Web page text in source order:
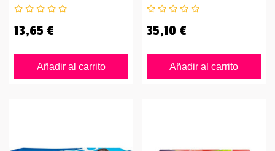
13,65 €
Añadir al carrito
35,10 €
Añadir al carrito